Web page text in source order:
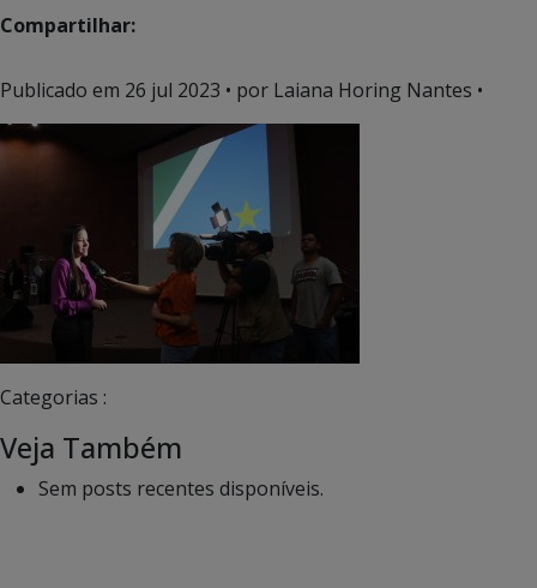
Compartilhar:
Publicado em 26 jul 2023 • por Laiana Horing Nantes •
Categorias :
Veja Também
Sem posts recentes disponíveis.